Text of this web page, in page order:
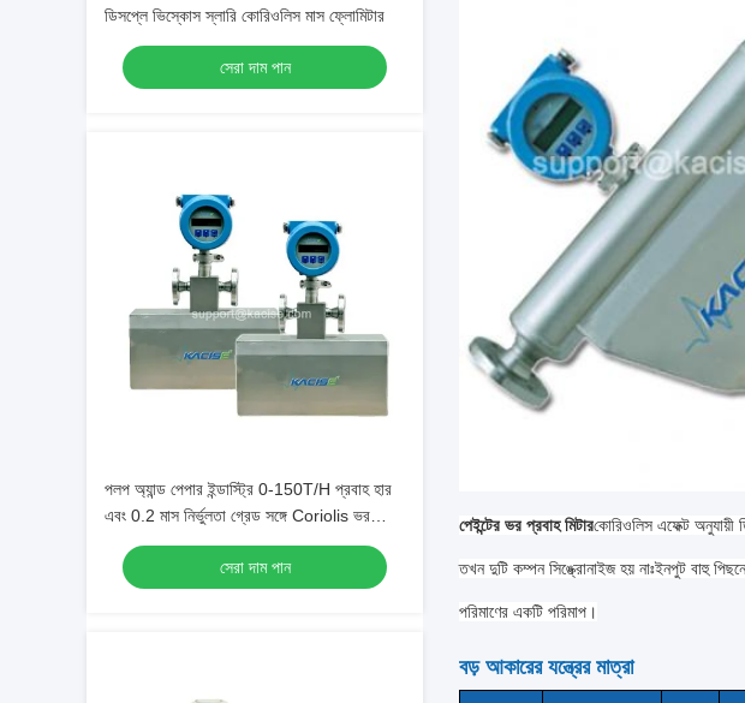
ডিসপ্লে ভিস্কোস স্লারি কোরিওলিস মাস ফ্লোমিটার
সেরা দাম পান
পলপ অ্যান্ড পেপার ইন্ডাস্ট্রি 0-150T/H প্রবাহ হার
এবং 0.2 মাস নির্ভুলতা গ্রেড সঙ্গে Coriolis ভর
প্রবাহ মিটার
সেরা দাম পান
পেইন্টের ভর প্রবাহ মিটারকোরিওলিস এফেক্ট
তখন দুটি কম্পন সিঙ্ক্রোনাইজ হয় নাঃইনপুট বাহু
পরিমাণের একটি পরিমাপ।
বড় আকারের যন্ত্রের মাত্রা